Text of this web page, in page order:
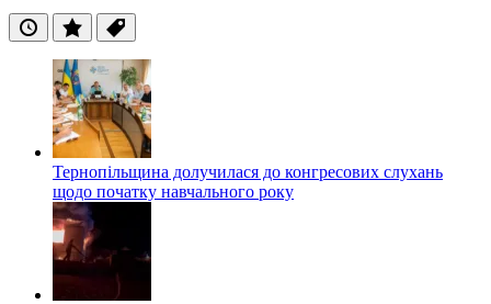
ОстанніПопулярні
Теги
Тернопільщина долучилася до конгресових слухань
щодо початку навчального року